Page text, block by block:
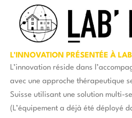
L'INNOVATION PRÉSENTÉE À
L’innovation réside dans
avec une approche thérapeutique
Suisse utilisant une solution multi-
(L’équipement a déjà été déployé